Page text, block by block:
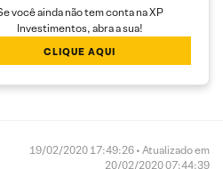
você ainda não tem conta na XP
Investimentos, abra a sua!
CLIQUE AQUI
19/02/2020 17:49:26 • Atualizado em
20/02/2020 07:44:39